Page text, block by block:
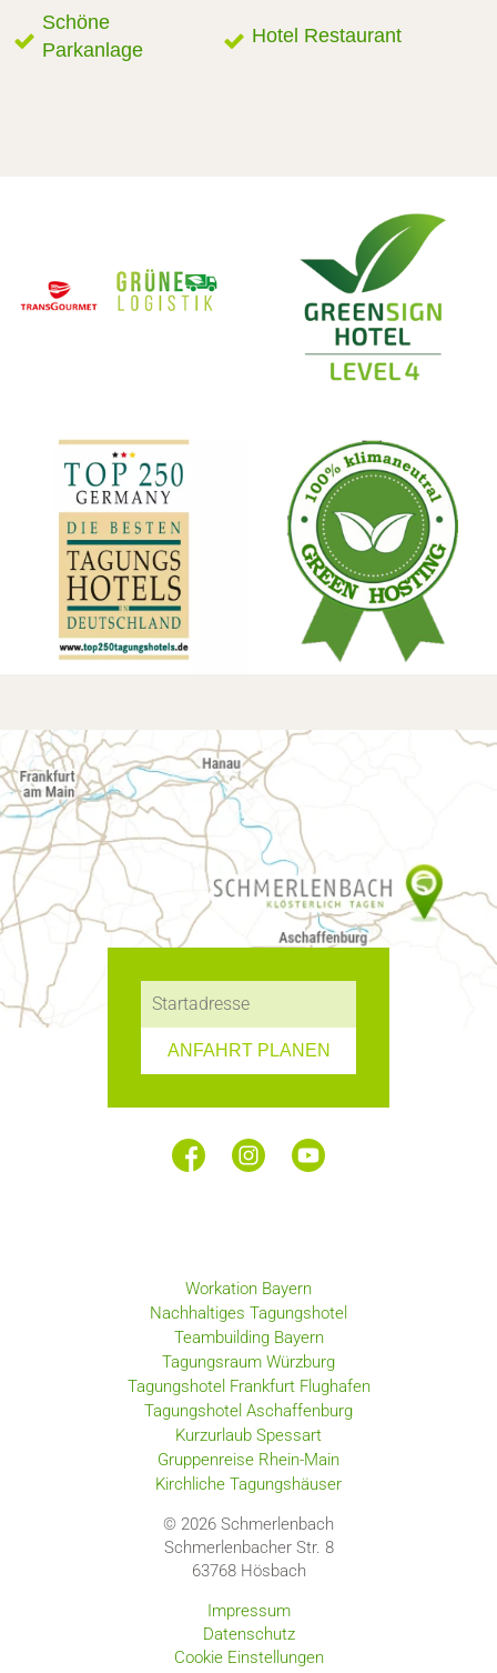
Schöne
Parkanlage
Hotel Restaurant
ANFAHRT PLANEN
Workation Bayern
Nachhaltiges Tagungshotel
Teambuilding Bayern
Tagungsraum Würzburg
Tagungshotel Frankfurt Flughafen
Tagungshotel Aschaffenburg
Kurzurlaub Spessart
Gruppenreise Rhein-Main
Kirchliche Tagungshäuser
© 2026 Schmerlenbach
Schmerlenbacher Str. 8
63768Hösbach
Impressum
Datenschutz
Cookie Einstellungen